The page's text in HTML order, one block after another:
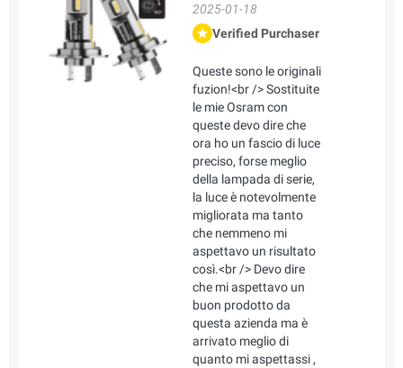
2025-01-18
Verified Purchaser
Queste sono le originali
fuzion!<br /> Sostituite
le mie Osram con
queste devo dire che
ora ho un fascio di luce
preciso, forse meglio
della lampada di serie,
la luce è notevolmente
migliorata ma tanto
che nemmeno mi
aspettavo un risultato
così.<br /> Devo dire
che mi aspettavo un
buon prodotto da
questa azienda ma è
arrivato meglio di
quanto mi aspettassi ,